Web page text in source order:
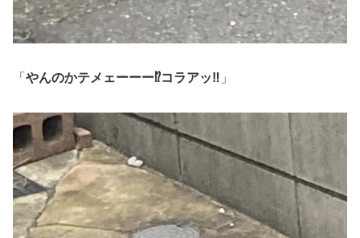
「 やんのかテメェーーー⁉︎コラアッ‼︎ 」